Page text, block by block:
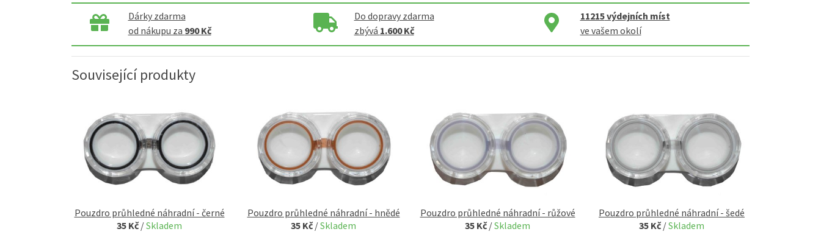
Dárky zdarma
od nákupu za 990 Kč
Do dopravy zdarma
zbývá 1.600 Kč
11215výdejních míst
ve vašem okolí
Související produkty
Pouzdro průhledné náhradní - černé
35 Kč/Skladem
Pouzdro průhledné náhradní - hnědé
35 Kč/Skladem
Pouzdro průhledné náhradní - růžové
35 Kč/Skladem
Pouzdro průhledné náhradní - šedé
35 Kč/Skladem